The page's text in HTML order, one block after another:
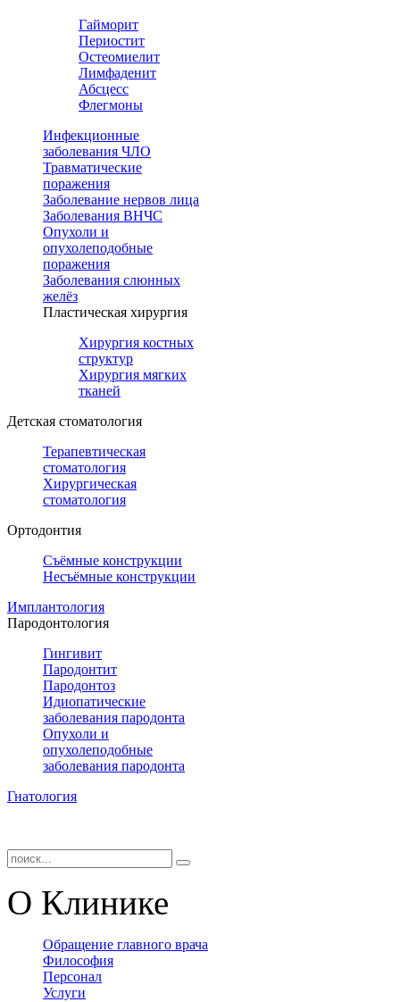
Гайморит
Периостит
Остеомиелит
Лимфаденит
Абсцесс
Флегмоны
Инфекционные
заболевания ЧЛО
Травматические
поражения
Заболевание нервов лица
Заболевания ВНЧС
Опухоли и
опухолеподобные
поражения
Заболевания слюнных
желёз
Пластическая хирургия
Хирургия костных
структур
Хирургия мягких
тканей
Детская стоматология
Терапевтическая
стоматология
Хирургическая
стоматология
Ортодонтия
Съёмные конструкции
Несъёмные конструкции
Имплантология
Пародонтология
Гингивит
Пародонтит
Пародонтоз
Идиопатические
заболевания пародонта
Опухоли и
опухолеподобные
заболевания пародонта
Гнатология
О Клинике
Обращение главного врача
Философия
Персонал
Услуги